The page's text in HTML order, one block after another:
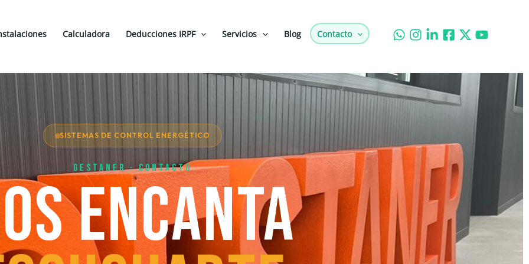
Calculadora Deducciones IRPF Servicios Blog Contacto
SISTEMAS DE CONTROL ENERGÉTICO
Gestaner · Contacto
ENCANTA